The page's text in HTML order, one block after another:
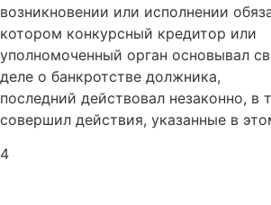
возникновении или исполнении
котором конкурсный кредитор или
уполномоченный орган основывал
деле о банкротстве должника,
последний действовал незаконно, в
совершил действия, указанные в
4